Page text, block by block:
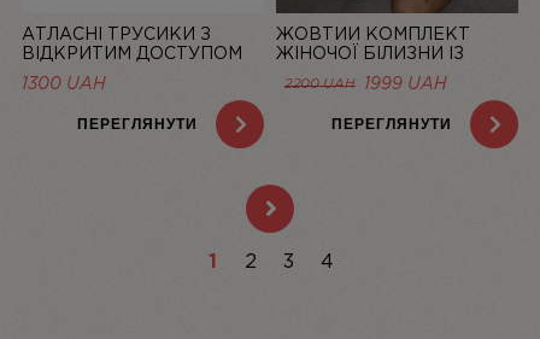
АТЛАСНІ ТРУСИКИ З
ВІДКРИТИМ ДОСТУПОМ
MISTIC, БОРДОВІ | LINIYA
1300 UAH
ПЕРЕГЛЯНУТИ
ЖОВТИЙ КОМПЛЕКТ
ЖІНОЧОЇ БІЛИЗНИ ІЗ
СІТОЧКИ BASIC LEMON |
LINIYA
2200UAH 1999 UAH
ПЕРЕГЛЯНУТИ
1 2 3 4